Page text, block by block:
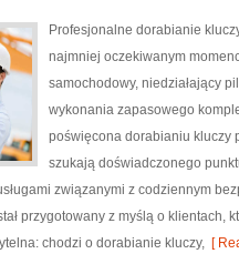
Profesjonalne dorabianie
najmniej oczekiwanym
samochodowy, niedziałający
wykonania zapasowego
poświęcona dorabianiu kluczy
szukają doświadczonego
związanymi z codziennym
przygotowany z myślą o klientach,
chodzi o dorabianie kluczy, [